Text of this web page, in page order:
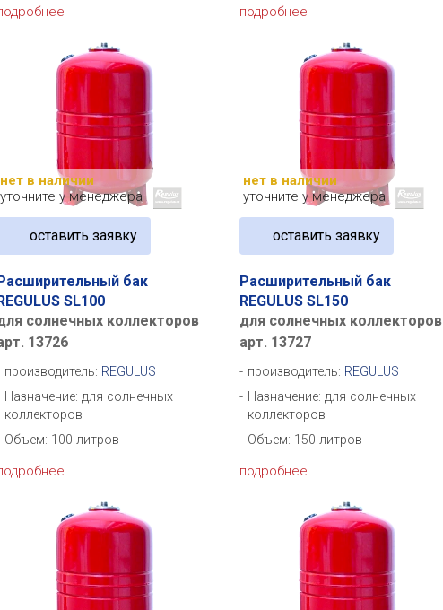
подробнее
бак
SL100
солнечных коллекторов
13726
производитель: REGULUS
Назначение: для солнечных
коллекторов
Объем: 100 литров
нет в наличии
уточните у менеджера
оставить заявку
Расширительный бак
REGULUS SL150
для солнечных коллекторов
арт. 13727
производитель: REGULUS
Назначение: для солнечных
коллекторов
Объем: 150 литров
подробнее
нет в наличии
уточните у менеджера
оставить заявку